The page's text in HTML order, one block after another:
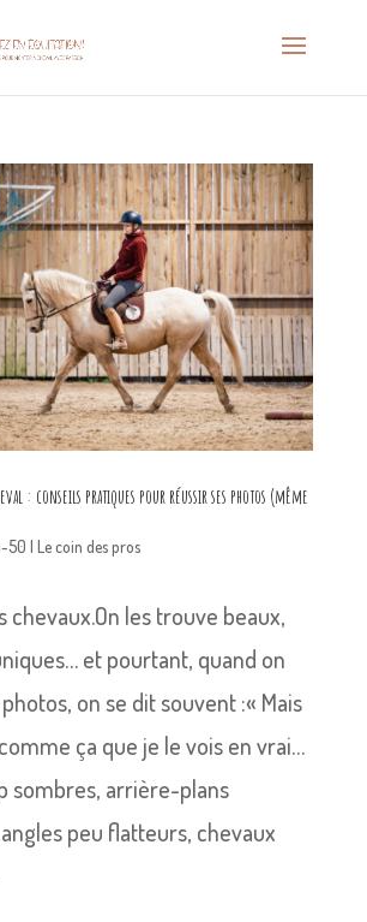
: conseils pratiques pour réussir ses photos (même
50 | Le coin des pros
chevaux.On les trouve beaux,
et pourtant, quand on
on se dit souvent :« Mais
ça que je le vois en vrai…
sombres, arrière-plans
peu flatteurs, chevaux